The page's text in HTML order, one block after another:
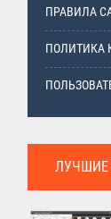
ПРАВИЛА
ПОЛИТИКА
ЛУЧШИЕ